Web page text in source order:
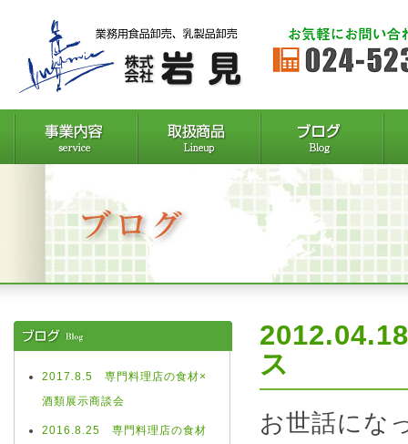
ス
お世話にな
2017.8.5 専門料理店の食材×
酒類展示商談会
2016.8.25 専門料理店の食材